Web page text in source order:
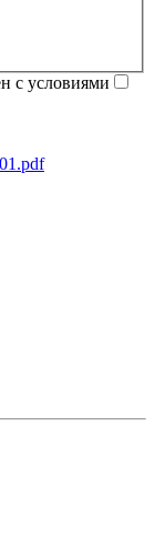
с условиями